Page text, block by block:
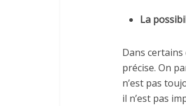
La
Dans
précise. On
n’est pas
il n’est pas